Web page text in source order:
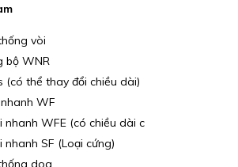
vòi
bộ WNR
(có thể thay đổi chiều dài)
WF
nhanh WFE (có chiều dài c
SF (Loại cứng)
doa